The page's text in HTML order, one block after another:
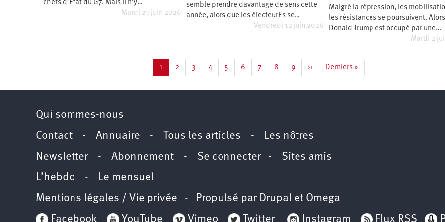
chefs d’État du G7. Mais il n’y…
Mardi 23 juin 2026
semble prendre davantage de sens cette
année, alors que les électeurEs se…
Vendredi 12 juin 2026
Malgré la répression, les
les résistances se poursuivent.
Donald Trump est occupé par une…
Mardi 2
Page
courante
1 Page
2 Page
3 Page
4 Page
5 Page
6 Page
7 Page
8 Page
9
Page
suivante
››
Dernière
page
Derniers »
Qui sommes-nous
Contact - Annuaire - Tous les articles - Les nôtres
Newsletter- Abonnement - Se connecter- Sites amis
L’hebdo - Le mensuel
Mentions légales / Vie privée - Propulsé par Drupal et Omega
Facebook
YouTube Vimeo Twitter Instagram Flux RSS